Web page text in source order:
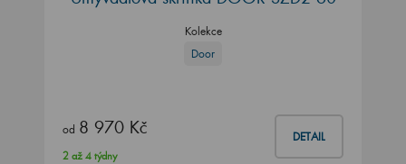
Kolekce
Door
od 8 970 Kč DETAIL
2 až 4 týdny